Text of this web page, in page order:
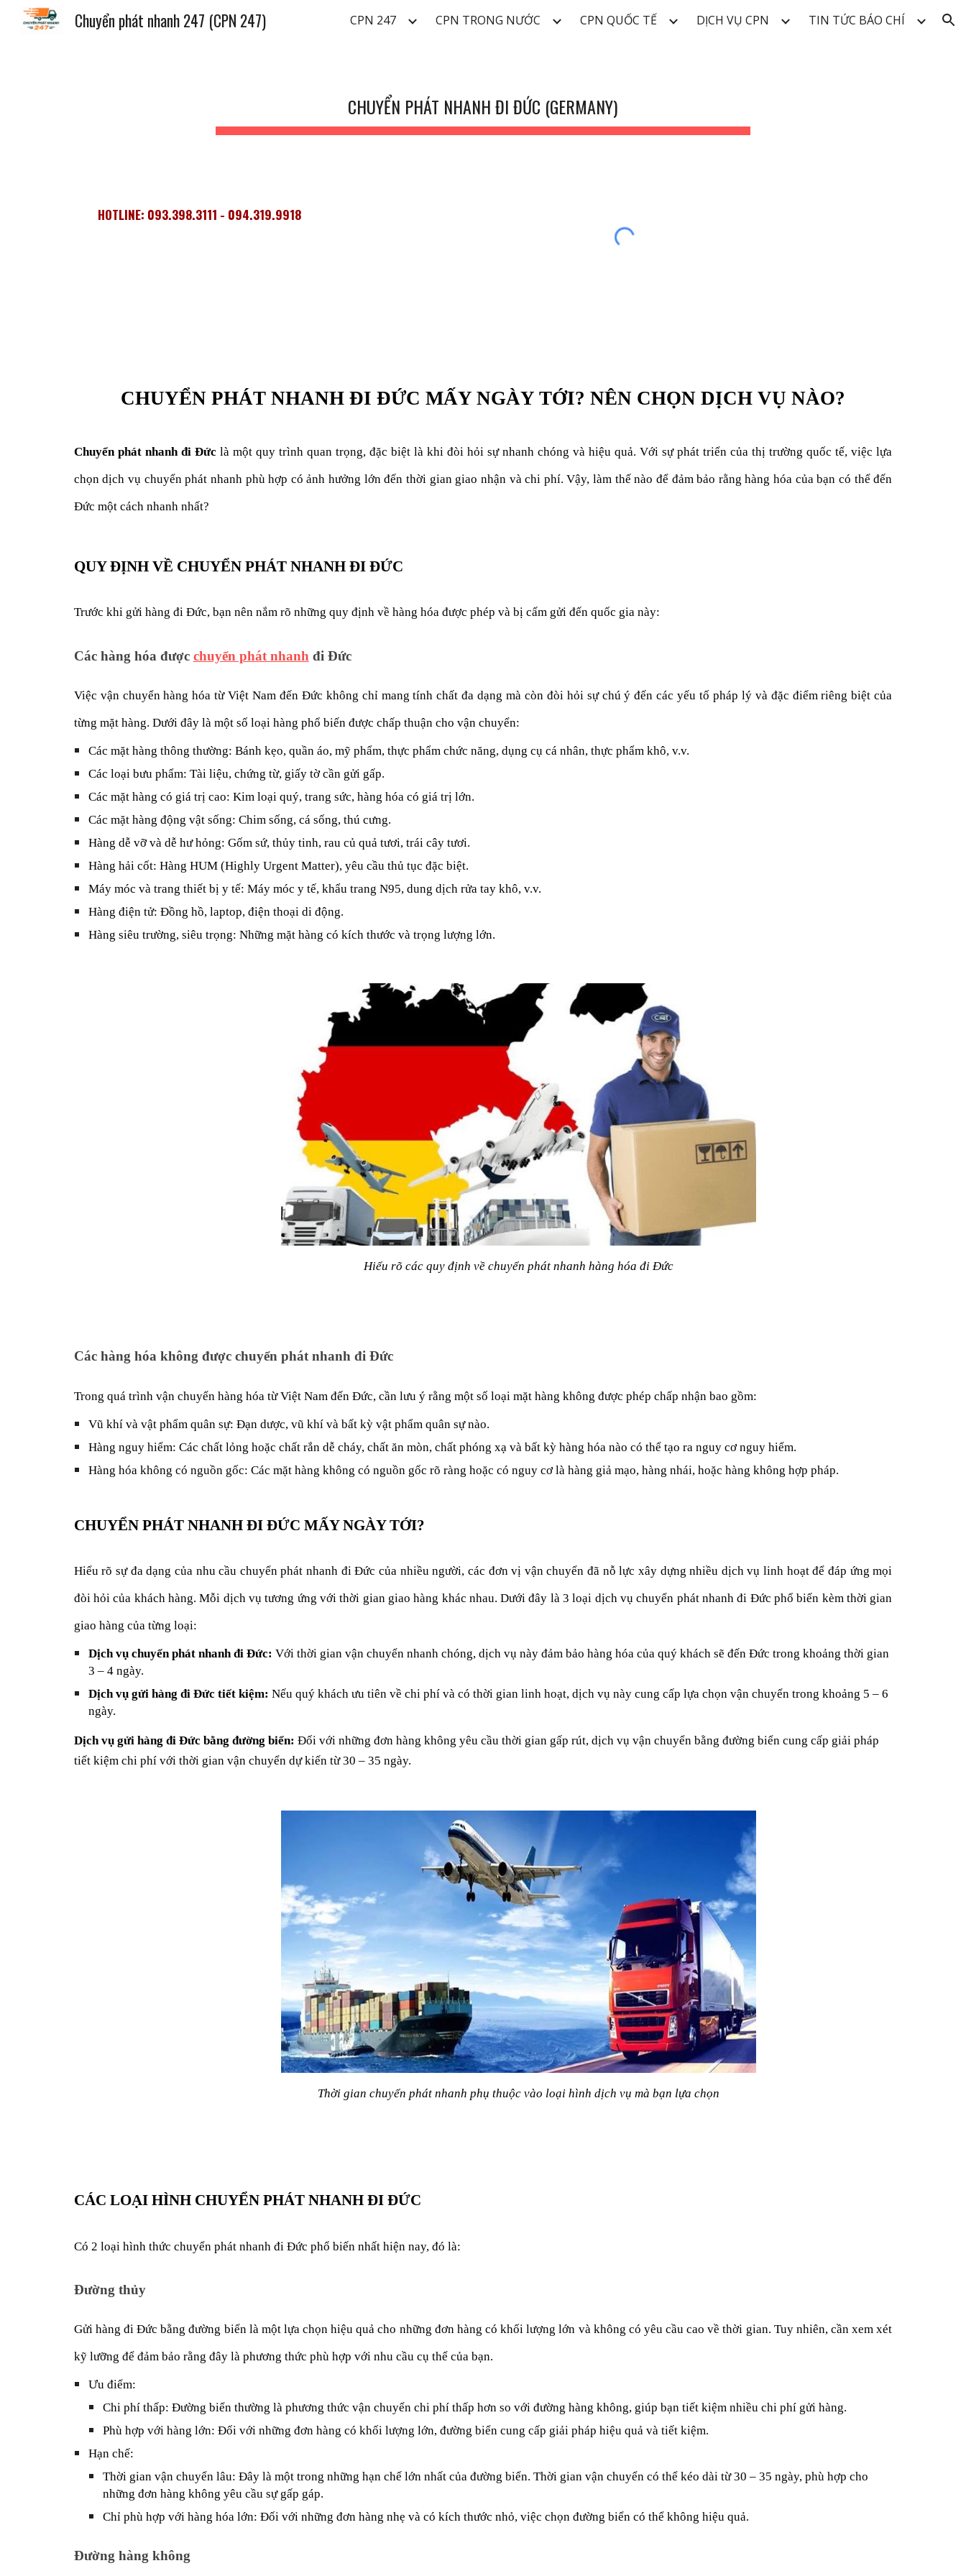
Skip to main content Skip to navigation
Chuyển phát nhanh 247 (CPN 247) CPN 247 CPN TRONG NƯỚC CPN QUỐC TẾ DỊCH VỤ CPN TIN TỨC BÁO CHÍ
CHUYỂN PHÁT NHANH ĐI ĐỨC (GERMANY)
HOTLINE: 093.398.3111 - 094.319.9918
CHUYỂN PHÁT NHANH ĐI ĐỨC MẤY NGÀY TỚI? NÊN CHỌN DỊCH VỤ NÀO?
Chuyển phát nhanh đi Đức là một quy trình quan trọng, đặc biệt là khi đòi hỏi sự nhanh chóng và hiệu quả. Với sự phát triển của thị trường quốc tế, việc lựa
chọn dịch vụ chuyển phát nhanh phù hợp có ảnh hưởng lớn đến thời gian giao nhận và chi phí. Vậy, làm thế nào để đảm bảo rằng hàng hóa của bạn có thể đến
Đức một cách nhanh nhất?
QUY ĐỊNH VỀ CHUYỂN PHÁT NHANH ĐI ĐỨC
Trước khi gửi hàng đi Đức, bạn nên nắm rõ những quy định về hàng hóa được phép và bị cấm gửi đến quốc gia này:
Các hàng hóa được chuyển phát nhanh đi Đức
Việc vận chuyển hàng hóa từ Việt Nam đến Đức không chỉ mang tính chất đa dạng mà còn đòi hỏi sự chú ý đến các yếu tố pháp lý và đặc điểm riêng biệt của
từng mặt hàng. Dưới đây là một số loại hàng phổ biến được chấp thuận cho vận chuyển:
Các mặt hàng thông thường: Bánh kẹo, quần áo, mỹ phẩm, thực phẩm chức năng, dụng cụ cá nhân, thực phẩm khô, v.v.
Các loại bưu phẩm: Tài liệu, chứng từ, giấy tờ cần gửi gấp.
Các mặt hàng có giá trị cao: Kim loại quý, trang sức, hàng hóa có giá trị lớn.
Các mặt hàng động vật sống: Chim sống, cá sống, thú cưng.
Hàng dễ vỡ và dễ hư hỏng: Gốm sứ, thủy tinh, rau củ quả tươi, trái cây tươi.
Hàng hải cốt: Hàng HUM (Highly Urgent Matter), yêu cầu thủ tục đặc biệt.
Máy móc và trang thiết bị y tế: Máy móc y tế, khẩu trang N95, dung dịch rửa tay khô, v.v.
Hàng điện tử: Đồng hồ, laptop, điện thoại di động.
Hàng siêu trường, siêu trọng: Những mặt hàng có kích thước và trọng lượng lớn.
Hiểu rõ các quy định về chuyển phát nhanh hàng hóa đi Đức
Các hàng hóa không được chuyển phát nhanh đi Đức
Trong quá trình vận chuyển hàng hóa từ Việt Nam đến Đức, cần lưu ý rằng một số loại mặt hàng không được phép chấp nhận bao gồm:
Vũ khí và vật phẩm quân sự: Đạn dược, vũ khí và bất kỳ vật phẩm quân sự nào.
Hàng nguy hiểm: Các chất lỏng hoặc chất rắn dễ cháy, chất ăn mòn, chất phóng xạ và bất kỳ hàng hóa nào có thể tạo ra nguy cơ nguy hiểm.
Hàng hóa không có nguồn gốc: Các mặt hàng không có nguồn gốc rõ ràng hoặc có nguy cơ là hàng giả mạo, hàng nhái, hoặc hàng không hợp pháp.
CHUYỂN PHÁT NHANH ĐI ĐỨC MẤY NGÀY TỚI?
Hiểu rõ sự đa dạng của nhu cầu chuyển phát nhanh đi Đức của nhiều người, các đơn vị vận chuyển đã nỗ lực xây dựng nhiều dịch vụ linh hoạt để đáp ứng mọi
đòi hỏi của khách hàng. Mỗi dịch vụ tương ứng với thời gian giao hàng khác nhau. Dưới đây là 3 loại dịch vụ chuyển phát nhanh đi Đức phổ biến kèm thời gian
giao hàng của từng loại:
Dịch vụ chuyển phát nhanh đi Đức: Với thời gian vận chuyển nhanh chóng, dịch vụ này đảm bảo hàng hóa của quý khách sẽ đến Đức trong khoảng thời gian
3 – 4 ngày.
Dịch vụ gửi hàng đi Đức tiết kiệm: Nếu quý khách ưu tiên về chi phí và có thời gian linh hoạt, dịch vụ này cung cấp lựa chọn vận chuyển trong khoảng 5 – 6
ngày.
Dịch vụ gửi hàng đi Đức bằng đường biển: Đối với những đơn hàng không yêu cầu thời gian gấp rút, dịch vụ vận chuyển bằng đường biển cung cấp giải pháp
tiết kiệm chi phí với thời gian vận chuyển dự kiến từ 30 – 35 ngày.
Thời gian chuyển phát nhanh phụ thuộc vào loại hình dịch vụ mà bạn lựa chọn
CÁC LOẠI HÌNH CHUYỂN PHÁT NHANH ĐI ĐỨC
Có 2 loại hình thức chuyển phát nhanh đi Đức phổ biến nhất hiện nay, đó là:
Đường thủy
Gửi hàng đi Đức bằng đường biển là một lựa chọn hiệu quả cho những đơn hàng có khối lượng lớn và không có yêu cầu cao về thời gian. Tuy nhiên, cần xem xét
kỹ lưỡng để đảm bảo rằng đây là phương thức phù hợp với nhu cầu cụ thể của bạn.
Ưu điểm:
Chi phí thấp: Đường biển thường là phương thức vận chuyển chi phí thấp hơn so với đường hàng không, giúp bạn tiết kiệm nhiều chi phí gửi hàng.
Phù hợp với hàng lớn: Đối với những đơn hàng có khối lượng lớn, đường biển cung cấp giải pháp hiệu quả và tiết kiệm.
Hạn chế:
Thời gian vận chuyển lâu: Đây là một trong những hạn chế lớn nhất của đường biển. Thời gian vận chuyển có thể kéo dài từ 30 – 35 ngày, phù hợp cho
những đơn hàng không yêu cầu sự gấp gáp.
Chỉ phù hợp với hàng hóa lớn: Đối với những đơn hàng nhẹ và có kích thước nhỏ, việc chọn đường biển có thể không hiệu quả.
Đường hàng không